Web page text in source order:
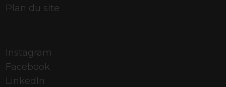
Plan du site
Instagram
Facebook
LinkedIn